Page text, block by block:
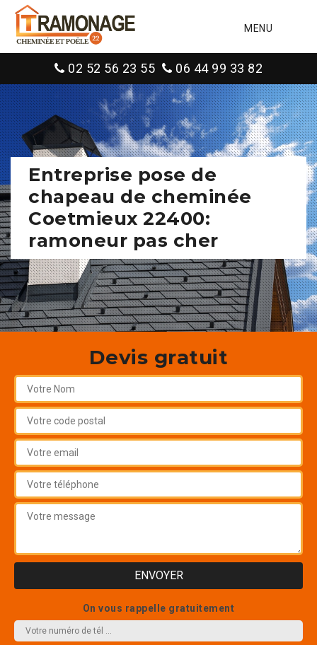
MENU
02 52 56 23 55 06 44 99 33 82
Entreprise pose de
chapeau de cheminée
Coetmieux 22400:
ramoneur pas cher
Devis gratuit
On vous rappelle gratuitement